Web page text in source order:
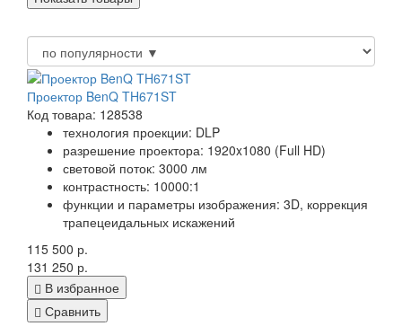
Проектор BenQ TH671ST
Код товара: 128538
технология проекции: DLP
разрешение проектора: 1920x1080 (Full HD)
световой поток: 3000 лм
контрастность: 10000:1
функции и параметры изображения: 3D, коррекция
трапецеидальных искажений
115 500 р.
131 250 р.
В избранное
Сравнить